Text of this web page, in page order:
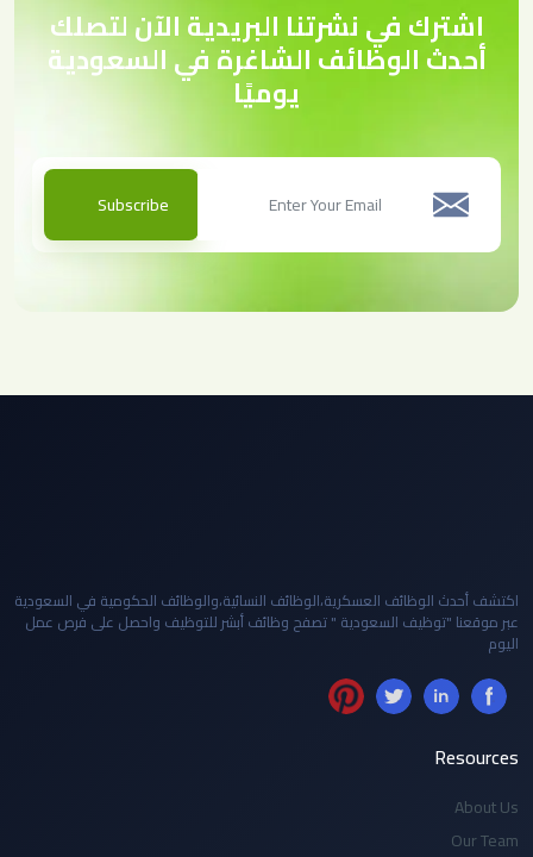
اشترك في نشرتنا البريدية الآن لتصلك
أحدث الوظائف الشاغرة في السعودية
يوميًا
Subscribe
اكتشف أحدث الوظائف العسكرية،الوظائف النسائية،والوظائف الحكومية في السعودية
عبر موقعنا "توظيف السعودية " تصفح وظائف أبشر للتوظيف واحصل على فرص عمل
اليوم
Resources
About Us
Our Team